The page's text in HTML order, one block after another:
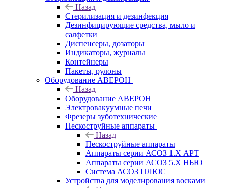
Назад
Стерилизация и дезинфекция
Дезинфицирующие средства, мыло и
салфетки
Диспенсеры, дозаторы
Индикаторы, журналы
Контейнеры
Пакеты, рулоны
Оборудование АВЕРОН
Назад
Оборудование АВЕРОН
Электровакуумные печи
Фрезеры зуботехнические
Пескоструйные аппараты
Назад
Пескоструйные аппараты
Аппараты серии АСОЗ 1.Х АРТ
Аппараты серии АСОЗ 5.Х НЬЮ
Система АСОЗ ПЛЮС
Устройства для моделирования восками